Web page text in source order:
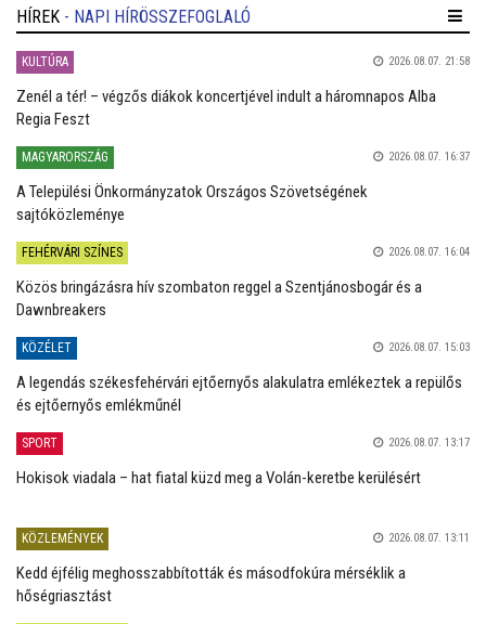
HÍREK - NAPI HÍRÖSSZEFOGLALÓ
KULTÚRA 2026.08.07. 21:58
Zenél a tér! – végzős diákok koncertjével indult a háromnapos Alba
Regia Feszt
MAGYARORSZÁG 2026.08.07. 16:37
A Települési Önkormányzatok Országos Szövetségének
sajtóközleménye
FEHÉRVÁRI SZÍNES 2026.08.07. 16:04
Közös bringázásra hív szombaton reggel a Szentjánosbogár és a
Dawnbreakers
KÖZÉLET 2026.08.07. 15:03
A legendás székesfehérvári ejtőernyős alakulatra emlékeztek a repülős
és ejtőernyős emlékműnél
SPORT 2026.08.07. 13:17
Hokisok viadala – hat fiatal küzd meg a Volán-keretbe kerülésért
KÖZLEMÉNYEK 2026.08.07. 13:11
Kedd éjfélig meghosszabbították és másodfokúra mérséklik a
hőségriasztást